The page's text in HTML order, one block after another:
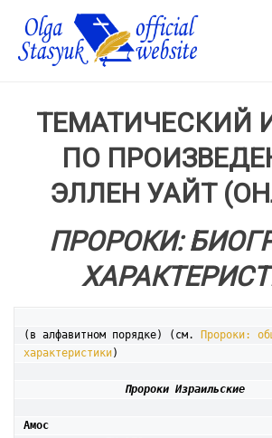
ТЕМАТИЧЕСКИЙ
ПО
ЭЛЛЕН УАЙТ
ПРОРОКИ:
(в алфавитном порядке) (см.
Пророки:
характеристики)
Пророки Израильские
Амос